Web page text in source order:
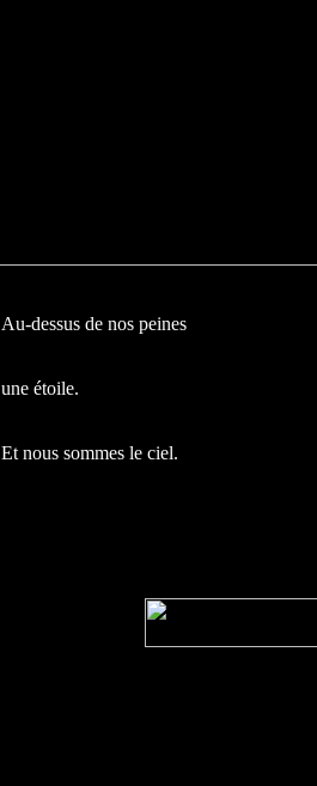
Au-dessus de nos peines
une étoile.
Et nous sommes le ciel.